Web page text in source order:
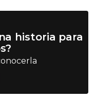
historia para